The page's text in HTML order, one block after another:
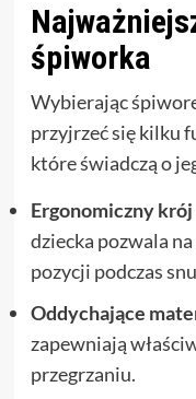
śpiworka
Wybierając
przyjrzeć się kilku
które świadczą o
Ergonomiczny krój
dziecka pozwala
pozycji podczas
Oddychające
zapewniają
przegrzaniu.